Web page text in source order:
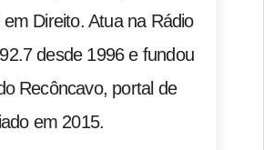
Direito. Atua na Rádio
desde 1996 e fundou
Recôncavo, portal de
em 2015.